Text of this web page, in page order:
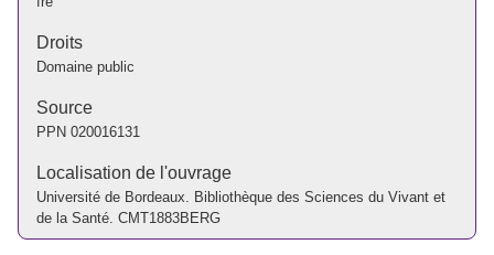
Droits
Domaine public
Source
PPN 020016131
Localisation de l'ouvrage
Université de Bordeaux. Bibliothèque des Sciences du Vivant et
de la Santé. CMT1883BERG